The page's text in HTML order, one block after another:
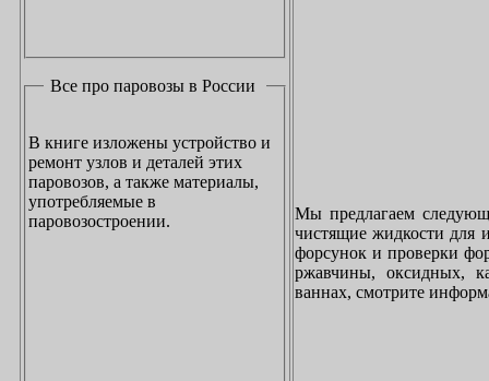
Все про паровозы в России
В книге изложены устройство и
ремонт узлов и деталей этих
паровозов, а также материалы,
употребляемые в
паровозостроении.
Мы предлагаем
чистящие жидкости для
форсунок и проверки
ржавчины, оксидных,
ваннах, смотрите